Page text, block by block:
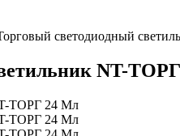
светодиодный
NT-